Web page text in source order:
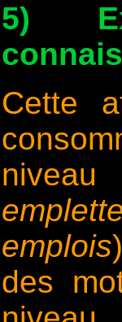
5)
Cette
emplois
des